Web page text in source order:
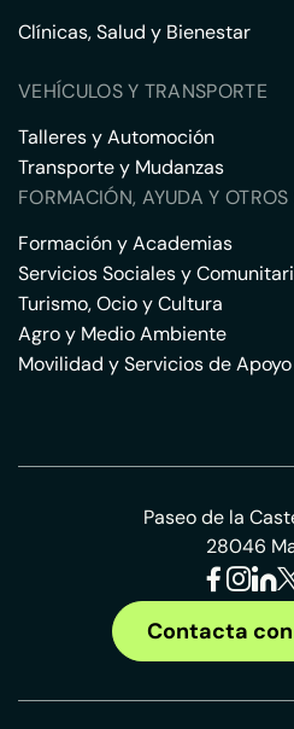
Clínicas, Salud y Bienestar
VEHÍCULOS Y TRANSPORTE
Talleres y Automoción
Transporte y Mudanzas
FORMACIÓN, AYUDA Y
Formación y Academias
Servicios Sociales y
Turismo, Ocio y Cultura
Agro y Medio Ambiente
Movilidad y Servicios de
Paseo de la
28046
Contacta